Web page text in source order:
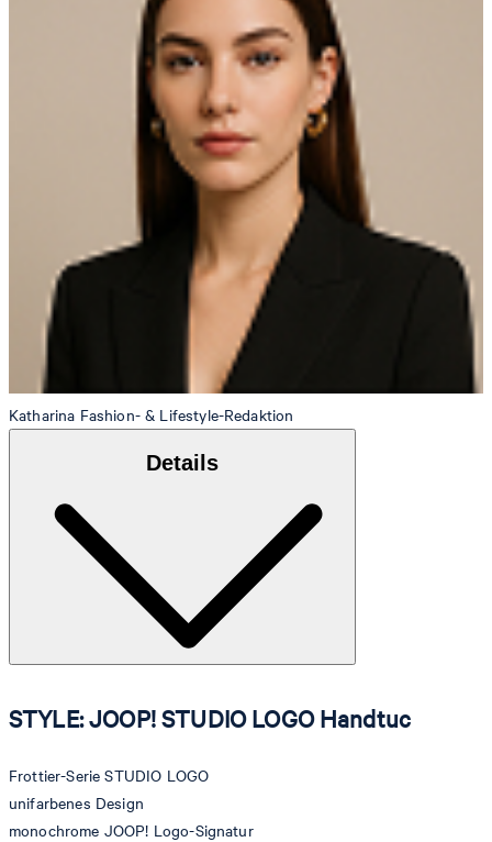
Katharina Fashion- & Lifestyle-Redaktion
Details
STYLE: JOOP! STUDIO LOGO Handtuc
Frottier-Serie STUDIO LOGO
unifarbenes Design
monochrome JOOP! Logo-Signatur